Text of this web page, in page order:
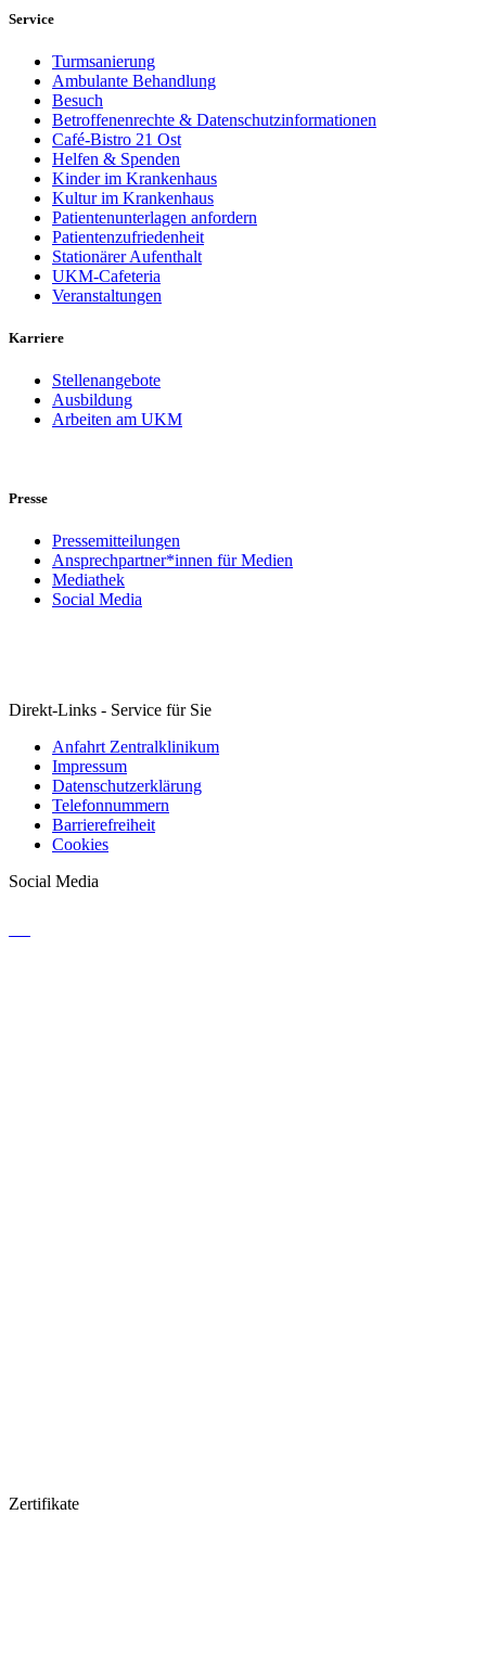
Service
Turmsanierung
Ambulante Behandlung
Besuch
Betroffenenrechte & Datenschutzinformationen
Café-Bistro 21 Ost
Helfen & Spenden
Kinder im Krankenhaus
Kultur im Krankenhaus
Patientenunterlagen anfordern
Patientenzufriedenheit
Stationärer Aufenthalt
UKM-Cafeteria
Veranstaltungen
Karriere
Stellenangebote
Ausbildung
Arbeiten am UKM
Presse
Pressemitteilungen
Ansprechpartner*innen für Medien
Mediathek
Social Media
Direkt-Links - Service für Sie
Anfahrt Zentralklinikum
Impressum
Datenschutzerklärung
Telefonnummern
Barrierefreiheit
Cookies
Social Media
Zertifikate